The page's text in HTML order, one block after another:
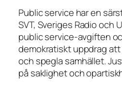
Public service har en
SVT, Sveriges Radio och
public service-avgiften
demokratiskt uppdrag
och spegla samhället.
på saklighet och